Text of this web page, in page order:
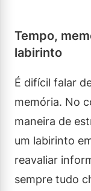
Tempo,
labirinto
É difícil falar
memória. No
maneira de
um labirinto
reavaliar
sempre tudo